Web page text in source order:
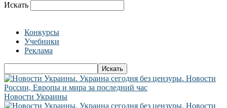
Искать
Конкурсы
Учебники
Реклама
Новости Украины